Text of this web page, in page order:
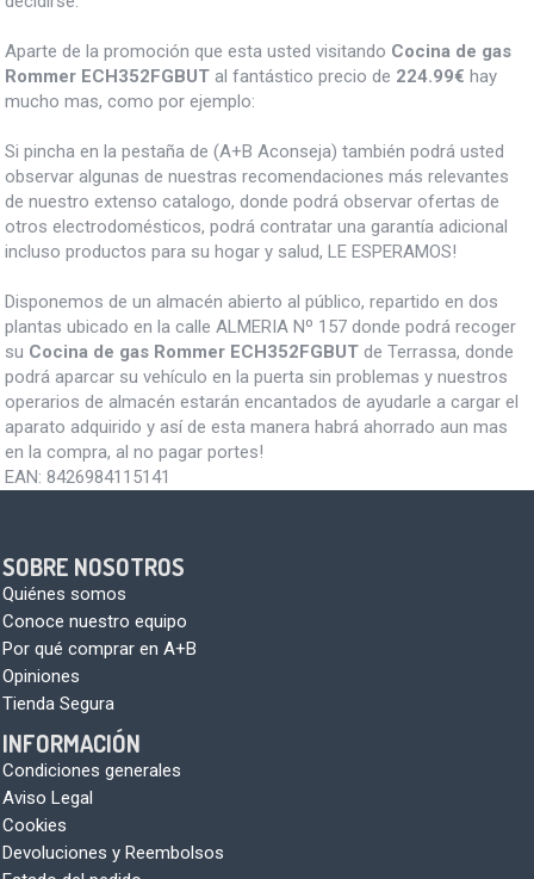
Aparte de la promoción que esta usted visitando Cocina de gas
Rommer ECH352FGBUT al fantástico precio de 224.99€ hay
mucho mas, como por ejemplo:
Si pincha en la pestaña de (A+B Aconseja) también podrá usted
observar algunas de nuestras recomendaciones más relevantes
de nuestro extenso catalogo, donde podrá observar ofertas de
otros electrodomésticos, podrá contratar una garantía adicional
incluso productos para su hogar y salud, LE ESPERAMOS!
Disponemos de un almacén abierto al público, repartido en dos
plantas ubicado en la calle ALMERIA Nº 157 donde podrá recoger
su Cocina de gas Rommer ECH352FGBUT de Terrassa, donde
podrá aparcar su vehículo en la puerta sin problemas y nuestros
operarios de almacén estarán encantados de ayudarle a cargar el
aparato adquirido y así de esta manera habrá ahorrado aun mas
en la compra, al no pagar portes!
EAN: 8426984115141
SOBRE NOSOTROS
Quiénes somos
Conoce nuestro equipo
Por qué comprar en A+B
Opiniones
Tienda Segura
INFORMACIÓN
Condiciones generales
Aviso Legal
Cookies
Devoluciones y Reembolsos